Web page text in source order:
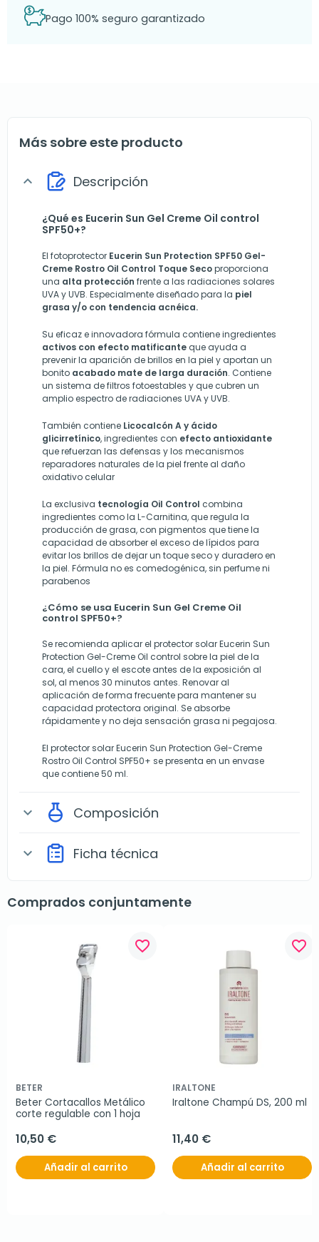
Pago 100% seguro garantizado
Más sobre este producto
expand_more Descripción
¿Qué es Eucerin Sun Gel Creme Oil control
SPF50+?
El fotoprotector Eucerin Sun Protection SPF50 Gel-
Creme Rostro Oil Control Toque Secoproporciona
una alta protección frente a las radiaciones solares
UVA y UVB. Especialmente diseñado para la piel
grasa y/o con tendencia acnéica.
Su eficaz e innovadora fórmula contiene ingredientes
activos con efecto matificante que ayuda a
prevenir la aparición de brillos en la piel y aportan un
bonito acabado mate de larga duración. Contiene
un sistema de filtros fotoestables y que cubren un
amplio espectro de radiaciones UVA y UVB.
También contiene Licocalcón A y ácido
glicirretínico, ingredientes con efecto antioxidante
que refuerzan las defensas y los mecanismos
reparadores naturales de la piel frente al daño
oxidativo celular
La exclusiva tecnología Oil Control combina
ingredientes como la L-Carnitina, que regula la
producción de grasa, con pigmentos que tiene la
capacidad de absorber el exceso de lípidos para
evitar los brillos de dejar un toque seco y duradero en
la piel. Fórmula no es comedogénica, sin perfume ni
parabenos
¿Cómo se usa Eucerin Sun Gel Creme Oil
control SPF50+?
Se recomienda aplicar el protector solar Eucerin Sun
Protection Gel-Creme Oil control sobre la piel de la
cara, el cuello y el escote antes de la exposición al
sol, al menos 30 minutos antes. Renovar al
aplicación de forma frecuente para mantener su
capacidad protectora original. Se absorbe
rápidamente y no deja sensación grasa ni pegajosa.
El protector solar Eucerin Sun Protection Gel-Creme
Rostro Oil Control SPF50+ se presenta en un envase
que contiene 50 ml.
expand_more Composición
expand_more Ficha técnica
Comprados conjuntamente
favorite_border
BETER
Beter Cortacallos Metálico
corte regulable con 1 hoja
10,50 €
Añadir al carrito
favorite_border
IRALTONE
Iraltone Champú DS, 200 ml
11,40 €
Añadir al carrito